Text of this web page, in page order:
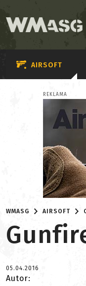
AIRSOFT
REKLAMA
WMASG AIRSOFT
05.04.2016
Autor: